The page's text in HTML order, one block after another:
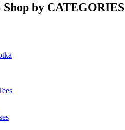
Shop by CATEGORIES